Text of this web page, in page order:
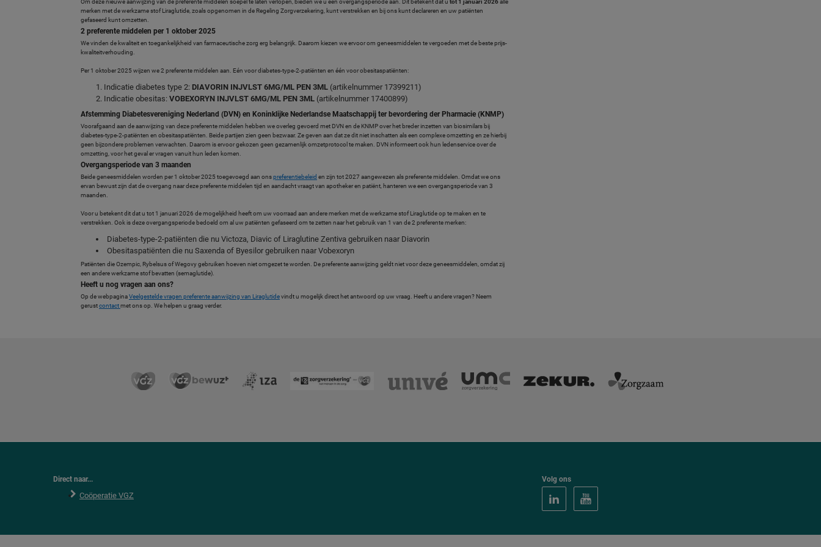
Om deze nieuwe aanwijzing van de preferente middelen soepel te laten verlopen, bieden we u een overgangsperiode aan. Dit betekent dat u tot 1 januari 2026alle
merken met de werkzame stof Liraglutide, zoals opgenomen in de Regeling Zorgverzekering, kunt verstrekken en bij ons kunt declareren en uw patiënten
gefaseerd kunt omzetten.
2 preferente middelen per 1 oktober 2025
We vinden de kwaliteit en toegankelijkheid van farmaceutische zorg erg belangrijk. Daarom kiezen we ervoor om geneesmiddelen te vergoeden met de beste prijs-
kwaliteitverhouding.
Per 1 oktober 2025 wijzen we 2 preferente middelen aan. Eén voor diabetes-type-2-patiënten en één voor obesitaspatiënten:
Indicatie diabetes type 2: DIAVORIN INJVLST 6MG/ML PEN 3ML (artikelnummer 17399211)
Indicatie obesitas: VOBEXORYN INJVLST 6MG/ML PEN 3ML (artikelnummer 17400899)
Afstemming Diabetesvereniging Nederland (DVN) en Koninklijke Nederlandse Maatschappij ter bevordering der Pharmacie (KNMP)
Voorafgaand aan de aanwijzing van deze preferente middelen hebben we overleg gevoerd met DVN en de KNMP over het breder inzetten van biosimilars bij
diabetes-type-2-patiënten en obesitaspatiënten. Beide partijen zien geen bezwaar. Ze geven aan dat ze dit niet inschatten als een complexe omzetting en ze hierbij
geen bijzondere problemen verwachten. Daarom is ervoor gekozen geen gezamenlijk omzetprotocol te maken. DVN informeert ook hun ledenservice over de
omzetting, voor het geval er vragen vanuit hun leden komen.
Overgangsperiode van 3 maanden
Beide geneesmiddelen worden per 1 oktober 2025 toegevoegd aan onspreferentiebeleid en zijn tot 2027 aangewezen als preferente middelen. Omdat we ons
ervan bewust zijn dat de overgang naar deze preferente middelen tijd en aandacht vraagt van apotheker en patiënt, hanteren we een overgangsperiode van 3
maanden.
Voor u betekent dit dat u tot 1 januari 2026 de mogelijkheid heeft om uw voorraad aan andere merken met de werkzame stof Liraglutide op te maken en te
verstrekken. Ook is deze overgangsperiode bedoeld om al uw patiënten gefaseerd om te zetten naar het gebruik van 1 van de 2 preferente merken:
Diabetes-type-2-patiënten die nu Victoza, Diavic of Liraglutine Zentiva gebruiken naar Diavorin
Obesitaspatiënten die nu Saxenda of Byesilor gebruiken naar Vobexoryn
Patiënten die Ozempic, Rybelsus of Wegovy gebruiken hoeven niet omgezet te worden. De preferente aanwijzing geldt niet voor deze geneesmiddelen, omdat zij
een andere werkzame stof bevatten (semaglutide).
Heeft u nog vragen aan ons?
Op de webpaginaVeelgestelde vragen preferente aanwijzing van Liraglutidevindt u mogelijk direct het antwoord op uw vraag. Heeft u andere vragen? Neem
gerustcontactmet ons op. We helpen u graag verder.
Direct naar...
Coöperatie VGZ
Volg ons